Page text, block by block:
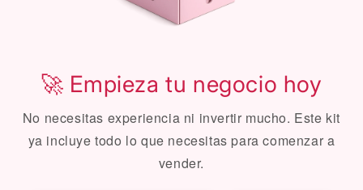
🚀 Empieza tu negocio hoy
No necesitas experiencia ni invertir mucho. Este kit
ya incluye todo lo que necesitas para comenzar a
vender.